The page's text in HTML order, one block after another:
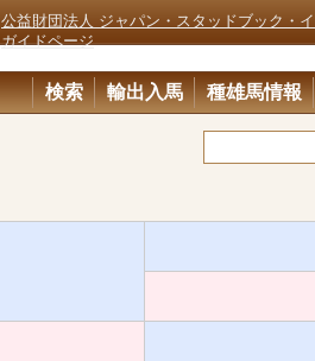
公益財団法人 ジャパン・スタッドブック・
ガイドページ
検索 輸出入馬 種雄馬情報